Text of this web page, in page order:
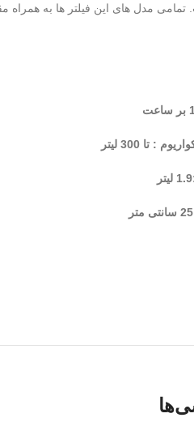
مدل های این فیلتر ها به همراه
تا 300 لیتر